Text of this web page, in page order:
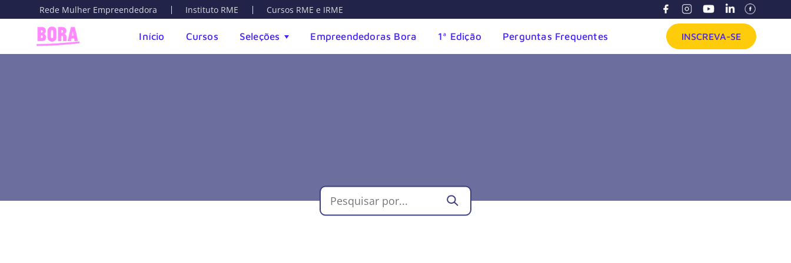
Rede Mulher Empreendedora Instituto RME Cursos RME e IRME
Início Cursos Seleções Empreendedoras Bora 1ª Edição Perguntas Frequentes INSCREVA-SE